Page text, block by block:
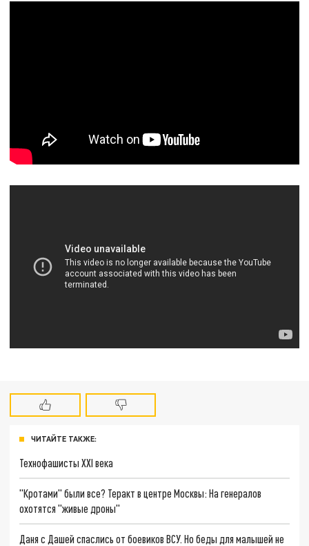
ЧИТАЙТЕ ТАКЖЕ:
Технофашисты XXI века
"Кротами" были все? Теракт в центре Москвы: На генералов
охотятся "живые дроны"
Даня с Дашей спаслись от боевиков ВСУ. Но беды для малышей не